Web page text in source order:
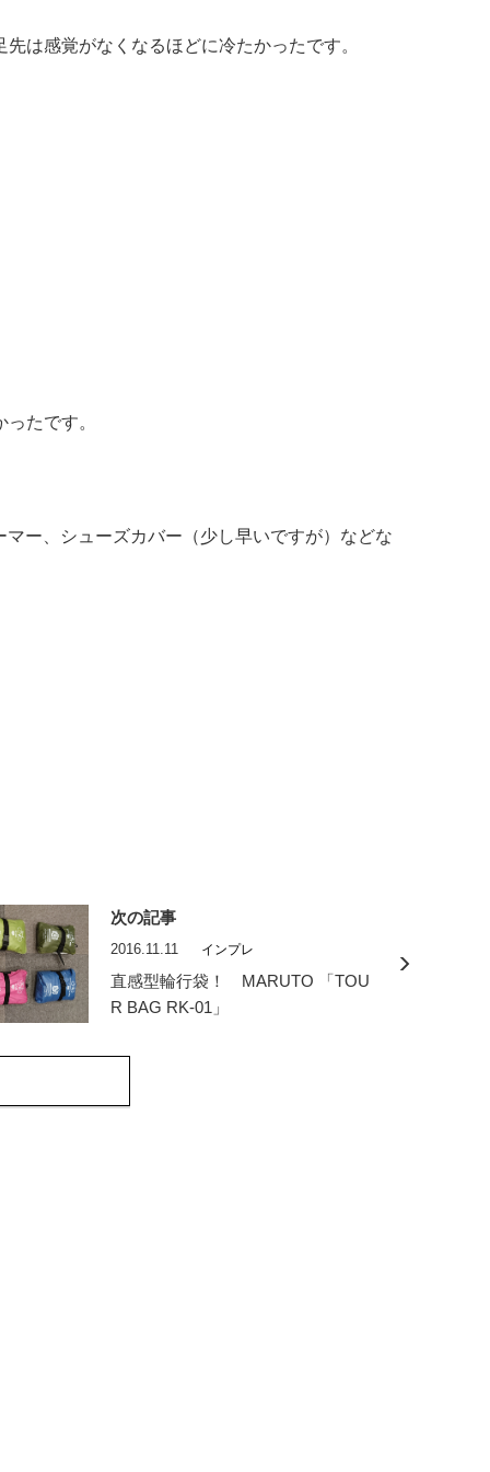
は感覚がなくなるほどに冷たかったです。
たです。
ー、シューズカバー（少し早いですが）などな
次の記事
2016.11.11 インプレ
直感型輪行袋！ MARUTO 「TOU
R BAG RK-01」